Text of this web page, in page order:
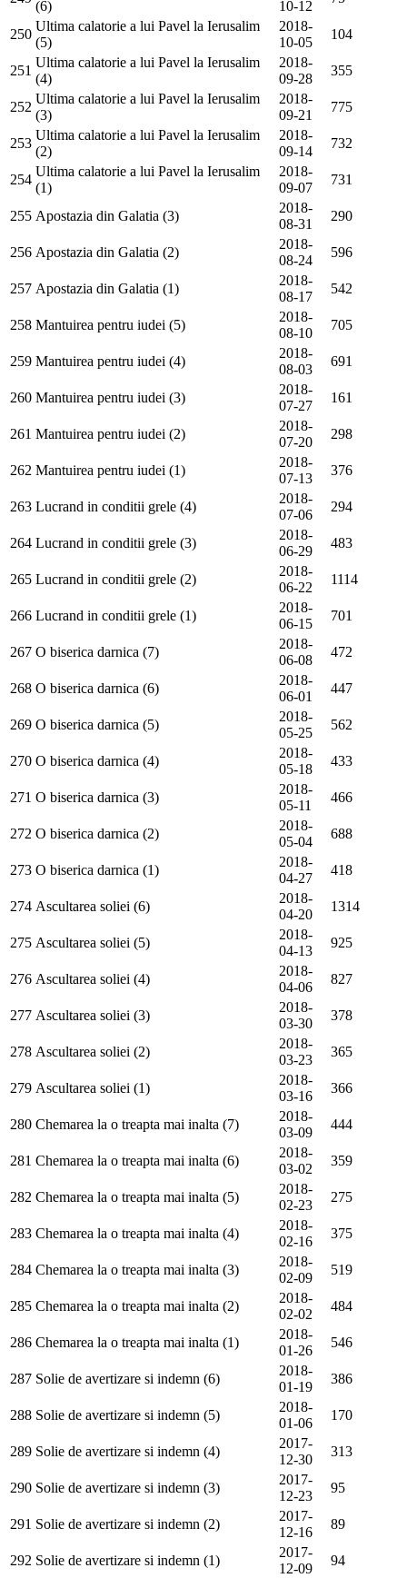
(6) 10-12
250
Ultima calatorie a lui Pavel la Ierusalim
(5)
2018-
10-05
104
251
Ultima calatorie a lui Pavel la Ierusalim
(4)
2018-
09-28
355
252
Ultima calatorie a lui Pavel la Ierusalim
(3)
2018-
09-21
775
253
Ultima calatorie a lui Pavel la Ierusalim
(2)
2018-
09-14
732
254
Ultima calatorie a lui Pavel la Ierusalim
(1)
2018-
09-07
731
255 Apostazia din Galatia (3)
2018-
08-31
290
256 Apostazia din Galatia (2)
2018-
08-24
596
257 Apostazia din Galatia (1)
2018-
08-17
542
258 Mantuirea pentru iudei (5)
2018-
08-10
705
259 Mantuirea pentru iudei (4)
2018-
08-03
691
260 Mantuirea pentru iudei (3)
2018-
07-27
161
261 Mantuirea pentru iudei (2)
2018-
07-20
298
262 Mantuirea pentru iudei (1)
2018-
07-13
376
263 Lucrand in conditii grele (4)
2018-
07-06
294
264 Lucrand in conditii grele (3)
2018-
06-29
483
265 Lucrand in conditii grele (2)
2018-
06-22
1114
266 Lucrand in conditii grele (1)
2018-
06-15
701
267 O biserica darnica (7)
2018-
06-08
472
268 O biserica darnica (6)
2018-
06-01
447
269 O biserica darnica (5)
2018-
05-25
562
270 O biserica darnica (4)
2018-
05-18
433
271 O biserica darnica (3)
2018-
05-11
466
272 O biserica darnica (2)
2018-
05-04
688
273 O biserica darnica (1)
2018-
04-27
418
274 Ascultarea soliei (6)
2018-
04-20
1314
275 Ascultarea soliei (5)
2018-
04-13
925
276 Ascultarea soliei (4)
2018-
04-06
827
277 Ascultarea soliei (3)
2018-
03-30
378
278 Ascultarea soliei (2)
2018-
03-23
365
279 Ascultarea soliei (1)
2018-
03-16
366
280 Chemarea la o treapta mai inalta (7)
2018-
03-09
444
281 Chemarea la o treapta mai inalta (6)
2018-
03-02
359
282 Chemarea la o treapta mai inalta (5)
2018-
02-23
275
283 Chemarea la o treapta mai inalta (4)
2018-
02-16
375
284 Chemarea la o treapta mai inalta (3)
2018-
02-09
519
285 Chemarea la o treapta mai inalta (2)
2018-
02-02
484
286 Chemarea la o treapta mai inalta (1)
2018-
01-26
546
287 Solie de avertizare si indemn (6)
2018-
01-19
386
288 Solie de avertizare si indemn (5)
2018-
01-06
170
289 Solie de avertizare si indemn (4)
2017-
12-30
313
290 Solie de avertizare si indemn (3)
2017-
12-23
95
291 Solie de avertizare si indemn (2)
2017-
12-16
89
292 Solie de avertizare si indemn (1)
2017-
12-09
94